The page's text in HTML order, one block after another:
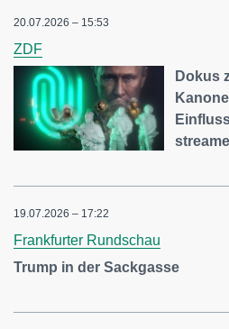
20.07.2026 – 15:53
ZDF
Dokus
19.07.2026 – 17:22
Frankfurter Rundschau
Trump in der Sackgasse